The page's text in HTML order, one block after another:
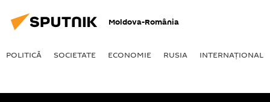
Moldova-România
POLITICĂ SOCIETATE ECONOMIE RUSIA INTERNAŢIONAL